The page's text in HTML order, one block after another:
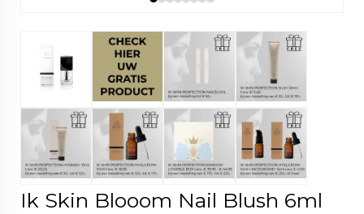
Ik Skin Blooom Nail Blush 6ml